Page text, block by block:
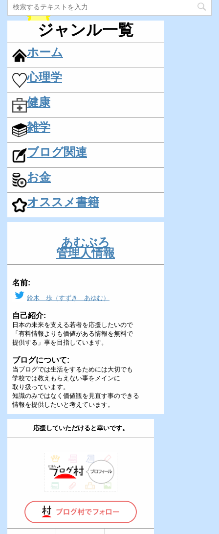
ジャンル一覧
ホーム
心理学
健康
雑学
ブログ関連
お金
オススメ書籍
あむぶろ
管理人情報
名前:
鈴木 歩（すずき あゆむ）
自己紹介:
日本の未来を支える若者を応援したいので
「有料情報よりも価値がある情報を無料で
提供する」事を目指しています。
ブログについて:
当ブログでは生活をするためには大切でも
学校では教えもらえない事をメインに
取り扱っています。
知識のみではなく価値観を見直す事のできる
情報を提供したいと考えています。
応援していただけると幸いです。